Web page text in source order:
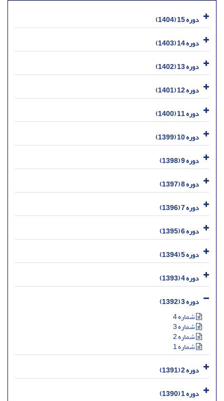
دوره 15 (1404)
دوره 14 (1403)
دوره 13 (1402)
دوره 12 (1401)
دوره 11 (1400)
دوره 10 (1399)
دوره 9 (1398)
دوره 8 (1397)
دوره 7 (1396)
دوره 6 (1395)
دوره 5 (1394)
دوره 4 (1393)
دوره 3 (1392)
شماره 4
شماره 3
شماره 2
شماره 1
دوره 2 (1391)
دوره 1 (1390)